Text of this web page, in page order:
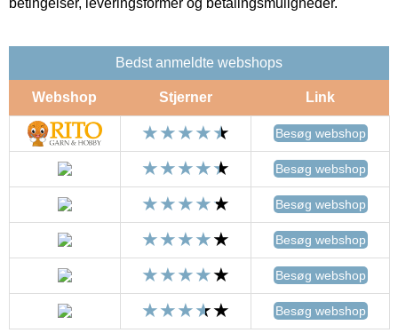
Bedst anmeldte webshops
Webshop Stjerner Link
Besøg webshop
Besøg webshop
Besøg webshop
Besøg webshop
Besøg webshop
Besøg webshop